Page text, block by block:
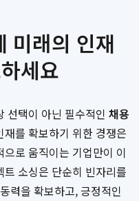
미래의 인재
세요
선택이 아닌 필수적인 채용
를 확보하기 위한 경쟁은
로 움직이는 기업만이 이
소싱은 단순히 빈자리를
력을 확보하고, 긍정적인